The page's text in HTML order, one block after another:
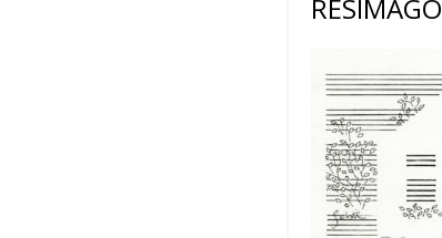
RESIMAGO